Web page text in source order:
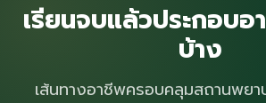
เรียนจบแล้วประกอบอ
บ้าง
เส้นทางอาชีพครอบคลุมสถานพยา